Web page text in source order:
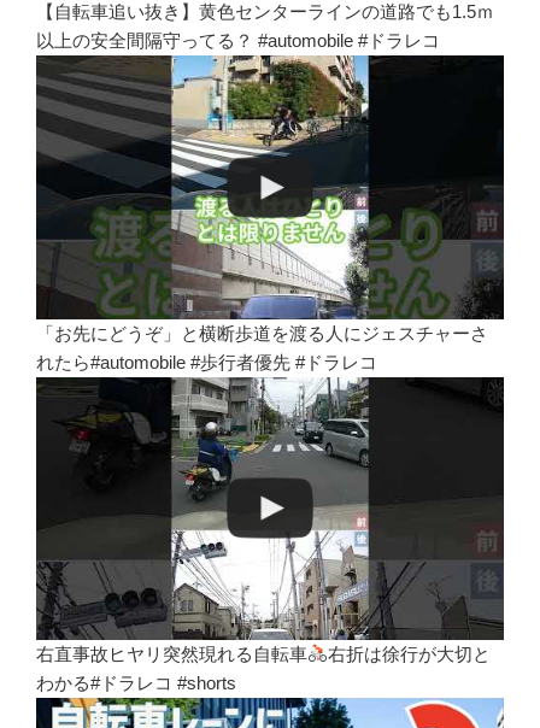
【自転車追い抜き】黄色センターラインの道路でも1.5ｍ
以上の安全間隔守ってる？ #automobile #ドラレコ
「お先にどうぞ」と横断歩道を渡る人にジェスチャーさ
れたら#automobile #歩行者優先 #ドラレコ
右直事故ヒヤリ突然現れる自転車
右折は徐行が大切と
わかる#ドラレコ #shorts